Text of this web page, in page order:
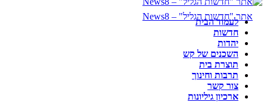
לעמוד הבית
חדשות
יהדות
השכנים של קש
תוצרת בית
תרבות וחינוך
צור קשר
ארכיון גיליונות